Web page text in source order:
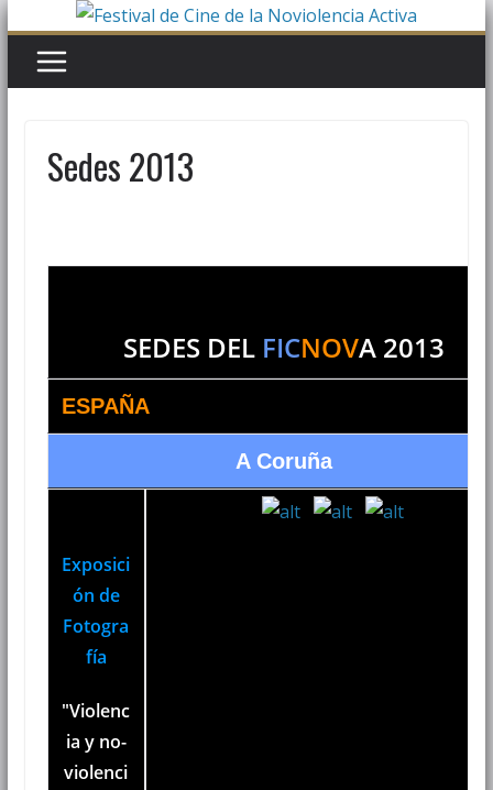
Saltar
contenido
Sedes 2013
SEDES DEL FICNOVA 2013
ESPAÑA
A Coruña
Exposici
ón de
Fotogra
fía
"Violenc
ia y no-
violenci